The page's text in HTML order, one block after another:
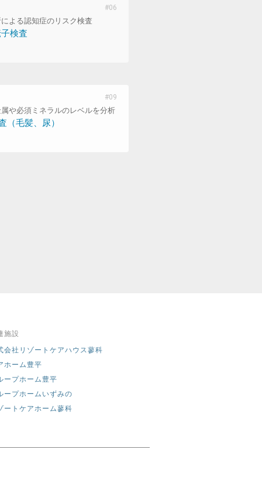
よる認知症のリスク検査
検査
や必須ミネラルのレベルを分析
（毛髪、尿）
施設
会社リゾートケアハウス蓼科
ホーム豊平
ープホーム豊平
ープホームいずみの
ートケアホーム蓼科